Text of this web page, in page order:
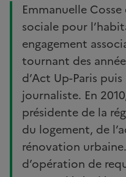
Emmanuelle
sociale pour
engagement
tournant des
d’Act Up-Paris
journaliste. En
présidente de la
du logement, de
rénovation
d’opération de